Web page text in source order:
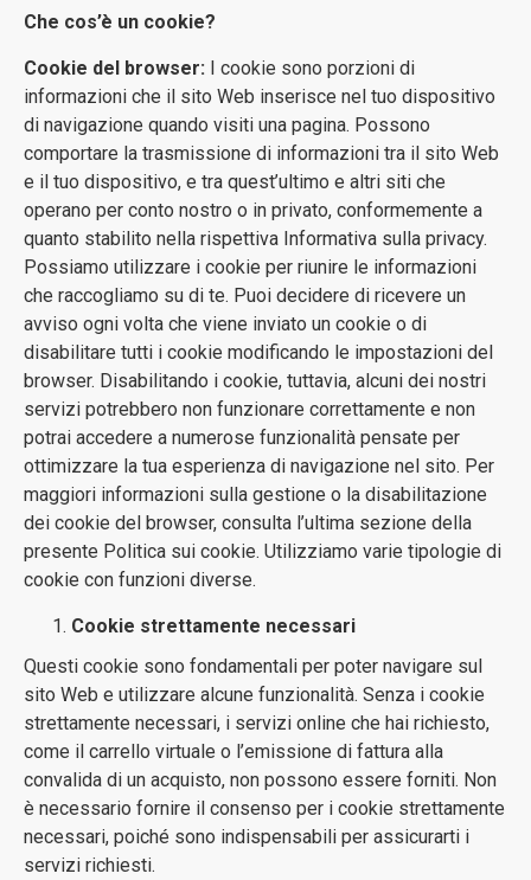
Che cos’è un cookie?
Cookie del browser: I cookie sono porzioni di
informazioni che il sito Web inserisce nel tuo dispositivo
di navigazione quando visiti una pagina. Possono
comportare la trasmissione di informazioni tra il sito Web
e il tuo dispositivo, e tra quest’ultimo e altri siti che
operano per conto nostro o in privato, conformemente a
quanto stabilito nella rispettiva Informativa sulla privacy.
Possiamo utilizzare i cookie per riunire le informazioni
che raccogliamo su di te. Puoi decidere di ricevere un
avviso ogni volta che viene inviato un cookie o di
disabilitare tutti i cookie modificando le impostazioni del
browser. Disabilitando i cookie, tuttavia, alcuni dei nostri
servizi potrebbero non funzionare correttamente e non
potrai accedere a numerose funzionalità pensate per
ottimizzare la tua esperienza di navigazione nel sito. Per
maggiori informazioni sulla gestione o la disabilitazione
dei cookie del browser, consulta l’ultima sezione della
presente Politica sui cookie. Utilizziamo varie tipologie di
cookie con funzioni diverse.
Cookie strettamente necessari
Questi cookie sono fondamentali per poter navigare sul
sito Web e utilizzare alcune funzionalità. Senza i cookie
strettamente necessari, i servizi online che hai richiesto,
come il carrello virtuale o l’emissione di fattura alla
convalida di un acquisto, non possono essere forniti. Non
è necessario fornire il consenso per i cookie strettamente
necessari, poiché sono indispensabili per assicurarti i
servizi richiesti.